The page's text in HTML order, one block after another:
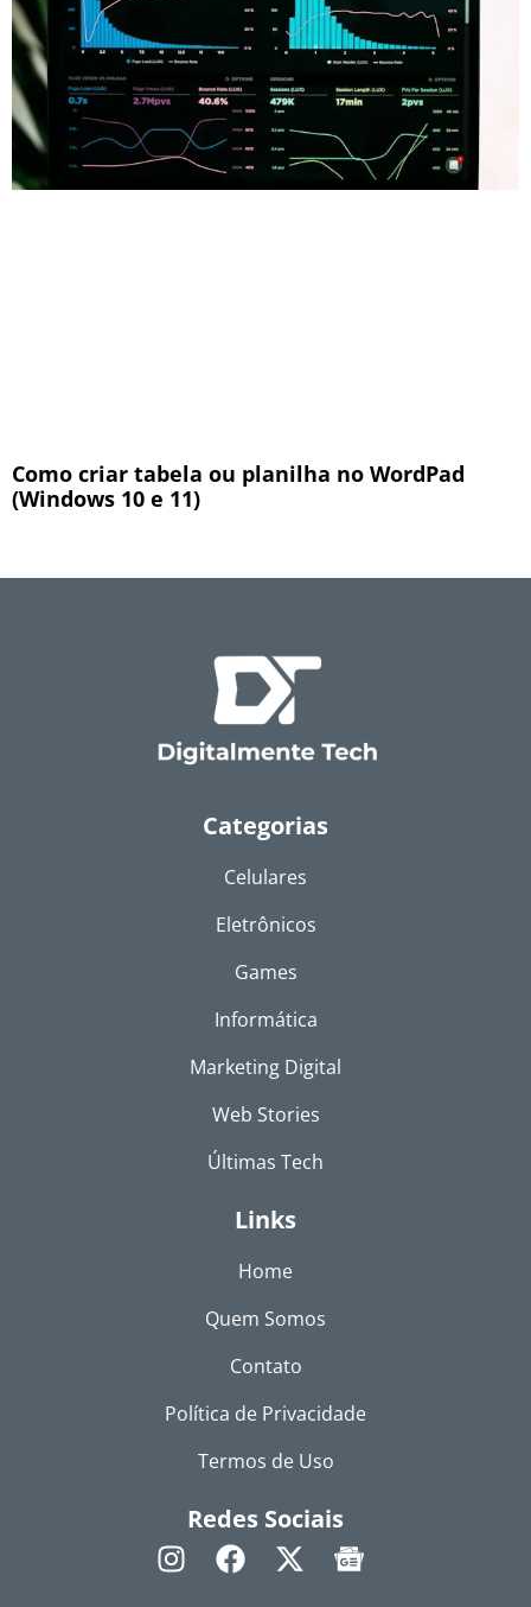
Como criar tabela ou planilha no WordPad
(Windows 10 e 11)
Categorias
Celulares
Eletrônicos
Games
Informática
Marketing Digital
Web Stories
Últimas Tech
Links
Home
Quem Somos
Contato
Política de Privacidade
Termos de Uso
Redes Sociais